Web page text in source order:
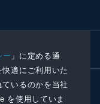
ー 」に定める通
適にご利用いた
いるのかを当社
を使用していま